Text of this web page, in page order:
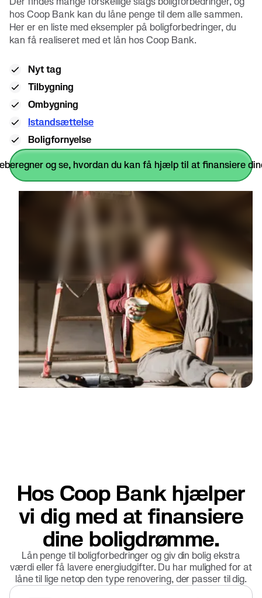
hos Coop Bank kan du låne penge til dem alle sammen.
Her er en liste med eksempler på boligforbedringer, du
kan få realiseret med et lån hos Coop Bank.
Nyt tag
Tilbygning
Ombygning
Istandsættelse
Boligfornyelse
og se, hvordan du kan få hjælp til at finansiere
Hos Coop Bank hjælper
vi dig med at finansiere
dine boligdrømme.
Lån penge til boligforbedringer og giv din bolig ekstra
værdi eller få lavere energiudgifter. Du har mulighed for at
låne til lige netop den type renovering, der passer til dig.